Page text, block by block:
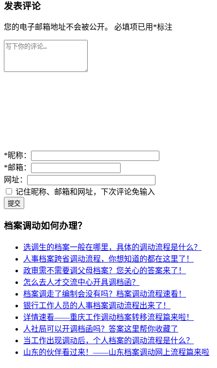
发表评论
您的电子邮箱地址不会被公开。 必填项已用 *标注
*昵称：
*邮箱：
网址：
记住昵称、邮箱和网址，下次评论免输入
提交
档案调动如何办理？
选调生的档案一般在哪里，具体的调动流程是什么？
人事档案跨省调动流程，你想知道的都在这里了！
政审需不需要调父母档案？您关心的答案来了！
怎么去人才交流中心开具调档函？
档案调走了编制会没有吗？档案调动流程速看！
银行工作人员的人事档案调动流程出来了！
详情速看——重庆工作调动档案转移流程篇来啦！
人社局可以开调档函吗？答案这里帮你收藏了
当工作出现调动后，个人档案的调动流程是什么？
山东的伙伴看过来！——山东档案调动网上流程篇来啦